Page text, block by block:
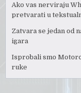
Ako vas nerviraju
pretvarati u
Zatvara se jedan od
igara
Isprobali smo
ruke